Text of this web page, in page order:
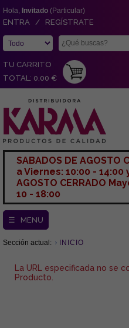
Hola, Invitado (Particular)
ENTRA / REGÍSTRATE
TU CARRITO
TOTAL: 0,00 €
SABADOS DE AGOSTO
a Viernes: 10:00 - 14:00
AGOSTO CERRADO
10 - 18:00
☰ MENU
Sección actual: INICIO
La URL especificada no se
Producto.